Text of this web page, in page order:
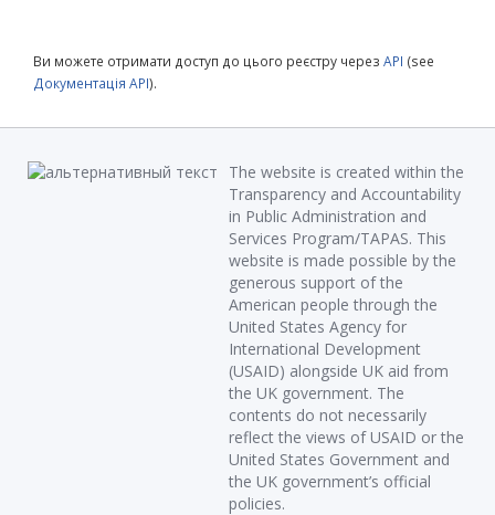
Ви можете отримати доступ до цього реєстру через API (see
Документація API).
The website is created within the
Transparency and Accountability
in Public Administration and
Services Program/TAPAS. This
website is made possible by the
generous support of the
American people through the
United States Agency for
International Development
(USAID) alongside UK aid from
the UK government. The
contents do not necessarily
reflect the views of USAID or the
United States Government and
the UK government’s official
policies.